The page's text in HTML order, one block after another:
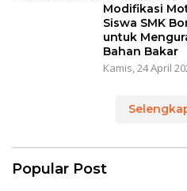
Modifikasi
Siswa SMK
untuk
Bahan Bakar
Kamis, 24 April
Popular Post